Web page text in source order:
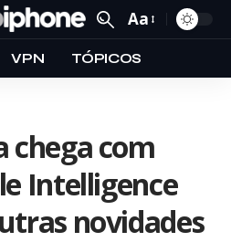
Aa
VPN TÓPICOS
chega com
Intelligence
novidades